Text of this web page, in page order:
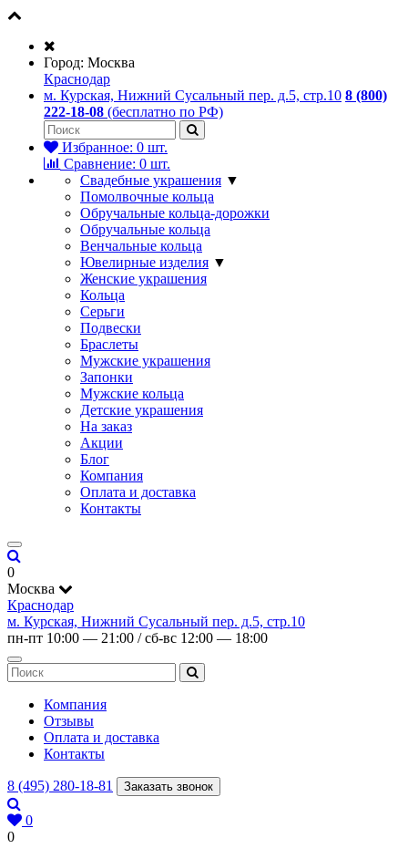
Город: Москва
Краснодар
м. Курская, Нижний Сусальный пер. д.5, стр.10 8 (800)
222-18-08 (бесплатно по РФ)
Избранное: 0 шт.
Сравнение: 0 шт.
Свадебные украшения ▼
Помолвочные кольца
Обручальные кольца-дорожки
Обручальные кольца
Венчальные кольца
Ювелирные изделия ▼
Женские украшения
Кольца
Серьги
Подвески
Браслеты
Мужские украшения
Запонки
Мужские кольца
Детские украшения
На заказ
Акции
Блог
Компания
Оплата и доставка
Контакты
0
Москва
Краснодар
м. Курская, Нижний Сусальный пер. д.5, стр.10
пн-пт 10:00 — 21:00 / сб-вс 12:00 — 18:00
Компания
Отзывы
Оплата и доставка
Контакты
8 (495) 280-18-81 Заказать звонок
0
0